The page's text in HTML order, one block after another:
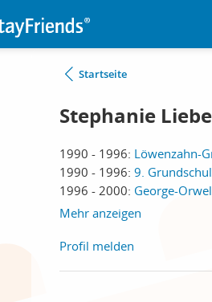
Startseite
Stephanie
1990 - 1996: Löwenzahn-
1990 - 1996: 9.
1996 - 2000: George-
Mehr anzeigen
Profil melden